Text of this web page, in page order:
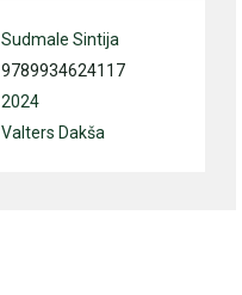
Sudmale Sintija
9789934624117
2024
Valters Dakša